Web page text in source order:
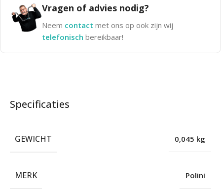
Vragen of advies nodig?
Neem contact met ons op ook zijn wij
telefonisch bereikbaar!
Specificaties
GEWICHT 0,045 kg
MERK Polini